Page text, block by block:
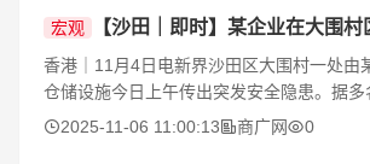
宏观
香港｜11月4日电新界沙田区大围村一处由
仓储设施今日上午传出突发安全隐患。据多
径，一批存放在仓内的重要资料系统疑似遭
2025-11-06 11:00:13 商广网 0